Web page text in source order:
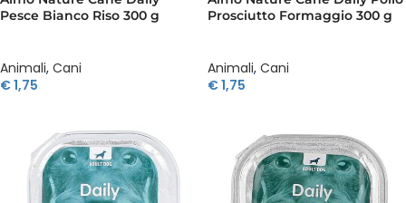
Pesce Bianco Riso 300 g
Animali, Cani
€1,75
Prosciutto Formaggio 300 g
Animali, Cani
€1,75